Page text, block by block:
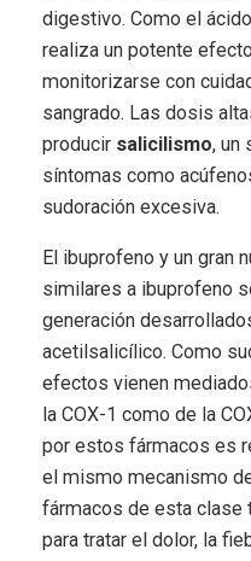
digestivo. Como el
realiza un potente
monitorizarse con
sangrado. Las dosis
producir salicilismo, un
síntomas como
sudoración excesiva.
El ibuprofeno y un gran
similares a ibuprofeno
generación
acetilsalicílico. Como
efectos vienen
la COX-1 como de la
por estos fármacos es
el mismo mecanismo
fármacos de esta clase
para tratar el dolor, la